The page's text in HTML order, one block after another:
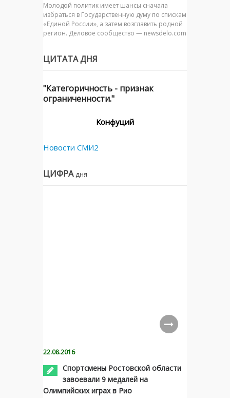
Молодой политик имеет шансы сначала
избраться в Государственную думу по спискам
«Единой России», а затем возглавить родной
регион. Деловое сообщество — newsdelo.com
ЦИТАТА ДНЯ
"Категоричность - признак
ограниченности."
Конфуций
Новости СМИ2
ЦИФРА дня
22.08.2016
Спортсмены Ростовской области
завоевали 9 медалей на
Олимпийских играх в Рио